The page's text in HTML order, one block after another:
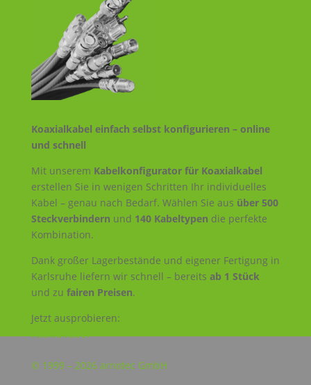
Koaxialkabel einfach selbst konfigurieren – online
und schnell
Mit unserem Kabelkonfigurator für Koaxialkabel
erstellen Sie in wenigen Schritten Ihr individuelles
Kabel – genau nach Bedarf. Wählen Sie aus über 500
Steckverbindern und 140 Kabeltypen die perfekte
Kombination.
Dank großer Lagerbestände und eigener Fertigung in
Karlsruhe liefern wir schnell – bereits ab 1 Stück
und zu fairen Preisen.
Jetzt ausprobieren:
Koaxialkabel
© 1999 – 2026 arnotec GmbH